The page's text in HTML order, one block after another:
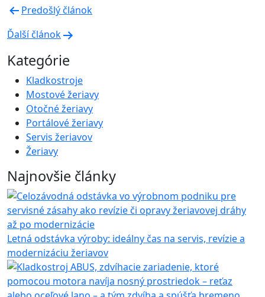
Navigácia
v
Predošlý článok
Ďalší článok
Kategórie
Kladkostroje
Mostové žeriavy
Otočné žeriavy
Portálové žeriavy
Servis žeriavov
Žeriavy
Najnovšie články
Letná odstávka výroby: ideálny čas na servis, revízie a
modernizáciu žeriavov